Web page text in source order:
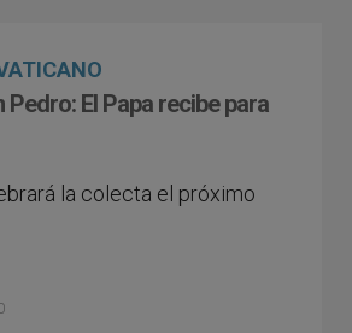
Pedro: El Papa recibe para
la colecta el próximo